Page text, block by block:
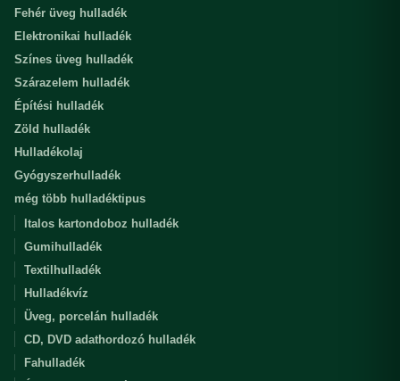
Fehér üveg hulladék
Elektronikai hulladék
Színes üveg hulladék
Szárazelem hulladék
Építési hulladék
Zöld hulladék
Hulladékolaj
Gyógyszerhulladék
még több hulladéktipus
Italos kartondoboz hulladék
Gumihulladék
Textilhulladék
Hulladékvíz
Üveg, porcelán hulladék
CD, DVD adathordozó hulladék
Fahulladék